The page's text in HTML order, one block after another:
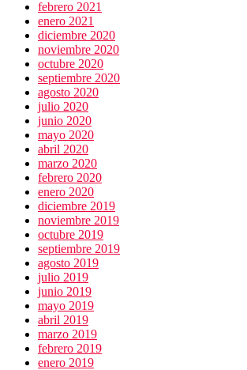
febrero 2021
enero 2021
diciembre 2020
noviembre 2020
octubre 2020
septiembre 2020
agosto 2020
julio 2020
junio 2020
mayo 2020
abril 2020
marzo 2020
febrero 2020
enero 2020
diciembre 2019
noviembre 2019
octubre 2019
septiembre 2019
agosto 2019
julio 2019
junio 2019
mayo 2019
abril 2019
marzo 2019
febrero 2019
enero 2019